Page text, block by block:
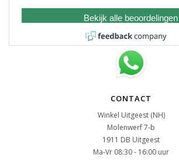
Bekijk alle beoordelingen
CONTACT
Winkel Uitgeest (NH)
Molenwerf 7-b
1911 DB Uitgeest
Ma-Vr 08:30 - 16:00 uur